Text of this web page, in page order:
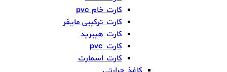
کارت خام pvc
کارت ترکیبی مایفر
کارت هیبرید
کارت pvc
کارت اسمارت